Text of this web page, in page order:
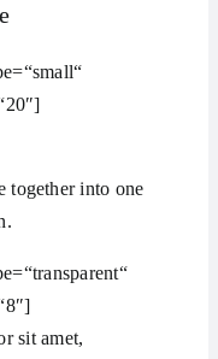
together into one
sit amet,